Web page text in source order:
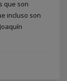
que son
incluso son